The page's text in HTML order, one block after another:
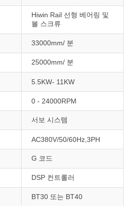
Hiwin Rail 선형 베어링 및
볼 스크류
33000mm/ 분
25000mm/ 분
5.5KW- 11KW
0 - 24000RPM
서보 시스템
AC380V/50/60Hz,3PH
G 코드
DSP 컨트롤러
BT30 또는 BT40